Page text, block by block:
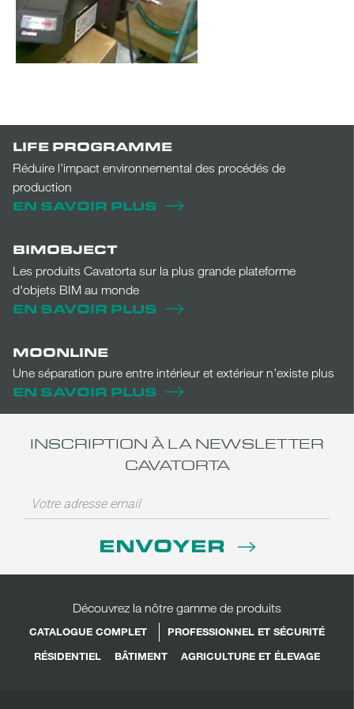
LIFE PROGRAMME
Réduire l’impact environnemental des procédés de
production
EN SAVOIR PLUS
BIMOBJECT
Les produits Cavatorta sur la plus grande plateforme
d'objets BIM au monde
EN SAVOIR PLUS
MOONLINE
Une séparation pure entre intérieur et extérieur n’existe plus
EN SAVOIR PLUS
INSCRIPTION À LA NEWSLETTER
CAVATORTA
ENVOYER
Découvrez la nôtre gamme de produits
CATALOGUE COMPLET
PROFESSIONNEL ET SÉCURITÉ
RÉSIDENTIEL
BÂTIMENT AGRICULTURE ET ÉLEVAGE